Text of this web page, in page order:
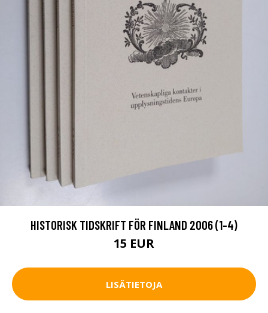
HISTORISK TIDSKRIFT FÖR FINLAND 2006 (1-4)
15 EUR
LISÄTIETOJA